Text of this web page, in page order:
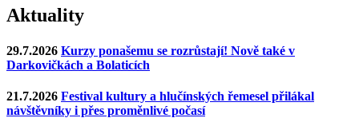
Aktuality
29.7.2026 Kurzy ponašemu se rozrůstají! Nově také v
Darkovičkách a Bolaticích
21.7.2026 Festival kultury a hlučínských řemesel přilákal
návštěvníky i přes proměnlivé počasí